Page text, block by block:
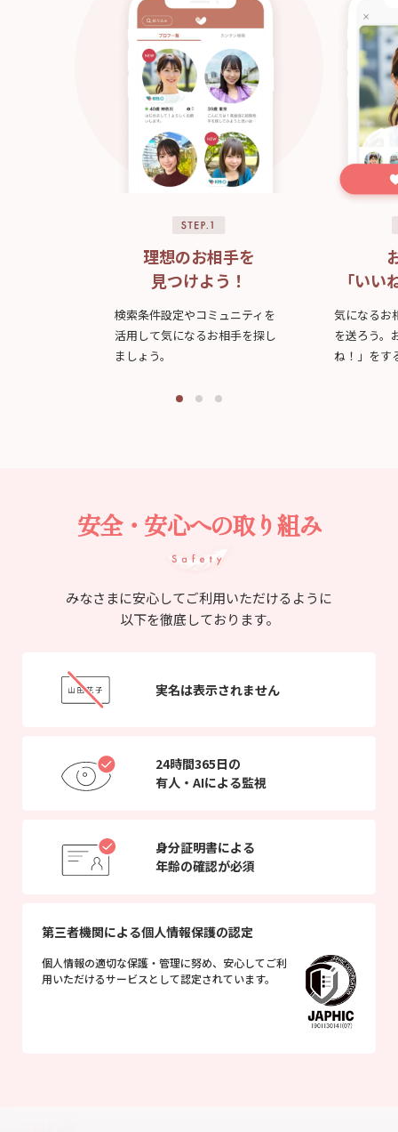
理想のお相手を
見つけよう！
検索条件設定やコミュニティを
活用して気になるお相手を探し
ましょう。
「い
気になるお
を送ろう。
ね！」をす
安全・安心への取り組み
みなさまに安心してご利用いただけるように
以下を徹底しております。
実名は表示されません
24時間365日の
有人・AIによる監視
身分証明書による
年齢の確認が必須
第三者機関による個人情報保護の認定
個人情報の適切な保護・管理に努め、安心してご利
用いただけるサービスとして認定されています。